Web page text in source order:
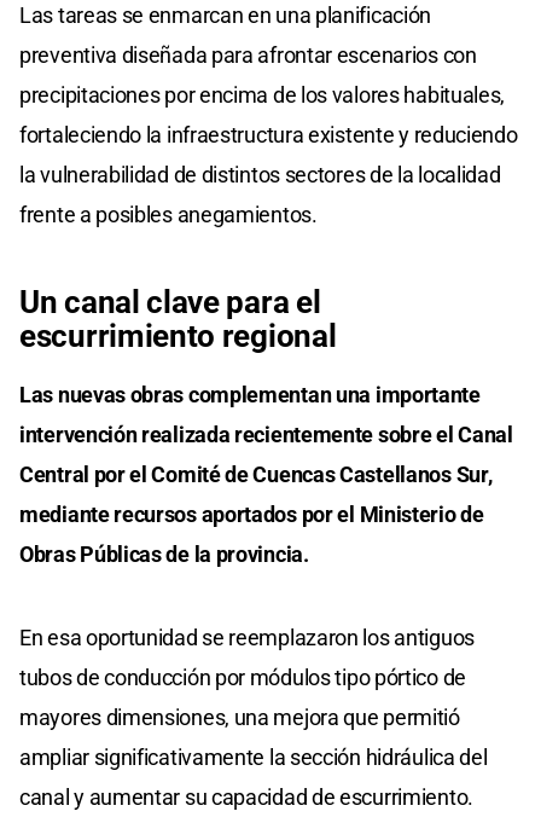
Las tareas se enmarcan en una planificación
preventiva diseñada para afrontar escenarios con
precipitaciones por encima de los valores habituales,
fortaleciendo la infraestructura existente y reduciendo
la vulnerabilidad de distintos sectores de la localidad
frente a posibles anegamientos.
Un canal clave para el
escurrimiento regional
Las nuevas obras complementan una importante
intervención realizada recientemente sobre el Canal
Central por el Comité de Cuencas Castellanos Sur,
mediante recursos aportados por el Ministerio de
Obras Públicas de la provincia.
En esa oportunidad se reemplazaron los antiguos
tubos de conducción por módulos tipo pórtico de
mayores dimensiones, una mejora que permitió
ampliar significativamente la sección hidráulica del
canal y aumentar su capacidad de escurrimiento.